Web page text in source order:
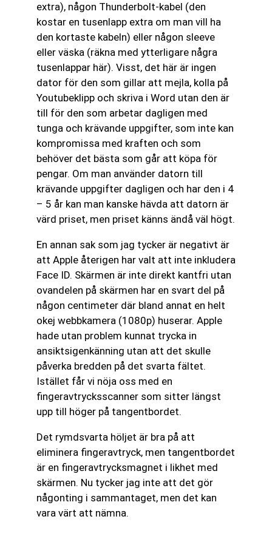
extra), någon Thunderbolt-kabel (den
kostar en tusenlapp extra om man vill ha
den kortaste kabeln) eller någon sleeve
eller väska (räkna med ytterligare några
tusenlappar här). Visst, det här är ingen
dator för den som gillar att mejla, kolla på
Youtubeklipp och skriva i Word utan den är
till för den som arbetar dagligen med
tunga och krävande uppgifter, som inte kan
kompromissa med kraften och som
behöver det bästa som går att köpa för
pengar. Om man använder datorn till
krävande uppgifter dagligen och har den i 4
– 5 år kan man kanske hävda att datorn är
värd priset, men priset känns ändå väl högt.
En annan sak som jag tycker är negativt är
att Apple återigen har valt att inte inkludera
Face ID. Skärmen är inte direkt kantfri utan
ovandelen på skärmen har en svart del på
någon centimeter där bland annat en helt
okej webbkamera (1080p) huserar. Apple
hade utan problem kunnat trycka in
ansiktsigenkänning utan att det skulle
påverka bredden på det svarta fältet.
Istället får vi nöja oss med en
fingeravtrycksscanner som sitter längst
upp till höger på tangentbordet.
Det rymdsvarta höljet är bra på att
eliminera fingeravtryck, men tangentbordet
är en fingeravtrycksmagnet i likhet med
skärmen. Nu tycker jag inte att det gör
någonting i sammantaget, men det kan
vara värt att nämna.